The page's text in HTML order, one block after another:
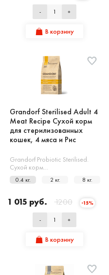
- +
В корзину
Grandorf Sterilised Adult 4
Meat Recipe Сухой корм
для стерилизованных
кошек, 4 мяса и Рис
Grandorf Probiotic Sterilised.
Сухой корм…
0.4 кг. 2 кг. 8 кг.
1 015 руб. 1200 -15%
- +
В корзину